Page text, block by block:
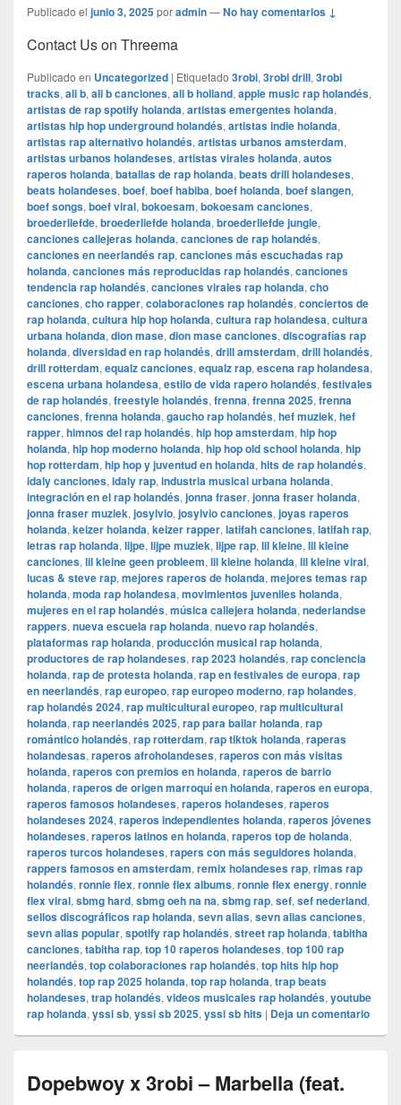
Publicado el junio 3, 2025poradmin—No hay comentarios ↓
Contact Us on Threema
Publicado en Uncategorized | Etiquetado 3robi, 3robi drill, 3robi
tracks, ali b, ali b canciones, ali b holland, apple music rap holandés,
artistas de rap spotify holanda, artistas emergentes holanda,
artistas hip hop underground holandés, artistas indie holanda,
artistas rap alternativo holandés, artistas urbanos amsterdam,
artistas urbanos holandeses, artistas virales holanda, autos
raperos holanda, batallas de rap holanda, beats drill holandeses,
beats holandeses, boef, boef habiba, boef holanda, boef slangen,
boef songs, boef viral, bokoesam, bokoesam canciones,
broederliefde, broederliefde holanda, broederliefde jungle,
canciones callejeras holanda, canciones de rap holandés,
canciones en neerlandés rap, canciones más escuchadas rap
holanda, canciones más reproducidas rap holandés, canciones
tendencia rap holandés, canciones virales rap holanda, cho
canciones, cho rapper, colaboraciones rap holandés, conciertos de
rap holanda, cultura hip hop holanda, cultura rap holandesa, cultura
urbana holanda, dion mase, dion mase canciones, discografías rap
holanda, diversidad en rap holandés, drill amsterdam, drill holandés,
drill rotterdam, equalz canciones, equalz rap, escena rap holandesa,
escena urbana holandesa, estilo de vida rapero holandés, festivales
de rap holandés, freestyle holandés, frenna, frenna 2025, frenna
canciones, frenna holanda, gaucho rap holandés, hef muziek, hef
rapper, himnos del rap holandés, hip hop amsterdam, hip hop
holanda, hip hop moderno holanda, hip hop old school holanda, hip
hop rotterdam, hip hop y juventud en holanda, hits de rap holandés,
idaly canciones, idaly rap, industria musical urbana holanda,
integración en el rap holandés, jonna fraser, jonna fraser holanda,
jonna fraser muziek, josylvio, josylvio canciones, joyas raperos
holanda, keizer holanda, keizer rapper, latifah canciones, latifah rap,
letras rap holanda, lijpe, lijpe muziek, lijpe rap, lil kleine, lil kleine
canciones, lil kleine geen probleem, lil kleine holanda, lil kleine viral,
lucas & steve rap, mejores raperos de holanda, mejores temas rap
holanda, moda rap holandesa, movimientos juveniles holanda,
mujeres en el rap holandés, música callejera holanda, nederlandse
rappers, nueva escuela rap holanda, nuevo rap holandés,
plataformas rap holanda, producción musical rap holanda,
productores de rap holandeses, rap 2023 holandés, rap conciencia
holanda, rap de protesta holanda, rap en festivales de europa, rap
en neerlandés, rap europeo, rap europeo moderno, rap holandes,
rap holandés 2024, rap multicultural europeo, rap multicultural
holanda, rap neerlandés 2025, rap para bailar holanda, rap
romántico holandés, rap rotterdam, rap tiktok holanda, raperas
holandesas, raperos afroholandeses, raperos con más visitas
holanda, raperos con premios en holanda, raperos de barrio
holanda, raperos de origen marroquí en holanda, raperos en europa,
raperos famosos holandeses, raperos holandeses, raperos
holandeses 2024, raperos independientes holanda, raperos jóvenes
holandeses, raperos latinos en holanda, raperos top de holanda,
raperos turcos holandeses, rapers con más seguidores holanda,
rappers famosos en amsterdam, remix holandeses rap, rimas rap
holandés, ronnie flex, ronnie flex albums, ronnie flex energy, ronnie
flex viral, sbmg hard, sbmg oeh na na, sbmg rap, sef, sef nederland,
sellos discográficos rap holanda, sevn alias, sevn alias canciones,
sevn alias popular, spotify rap holandés, street rap holanda, tabitha
canciones, tabitha rap, top 10 raperos holandeses, top 100 rap
neerlandés, top colaboraciones rap holandés, top hits hip hop
holandés, top rap 2025 holanda, top rap holanda, trap beats
holandeses, trap holandés, videos musicales rap holandés, youtube
rap holanda, yssi sb, yssi sb 2025, yssi sb hits | Deja un comentario
Dopebwoy x 3robi – Marbella (feat.